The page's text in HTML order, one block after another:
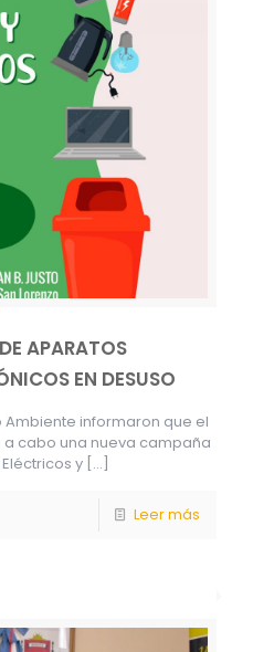
APARATOS
EN DESUSO
informaron que el
cabo una nueva campaña
y […]
Leer más